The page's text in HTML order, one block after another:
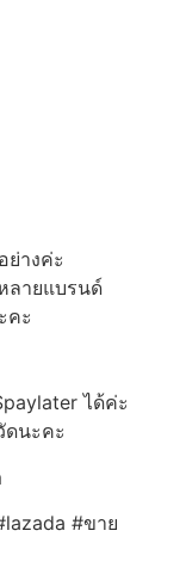
ย่างค่ะ
ลายแบรนด์
คะ
ได้ค่ะ
ดนะคะ
#ขาย